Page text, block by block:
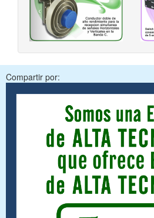
‹
Compartir por: